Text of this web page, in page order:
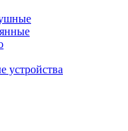
устройства